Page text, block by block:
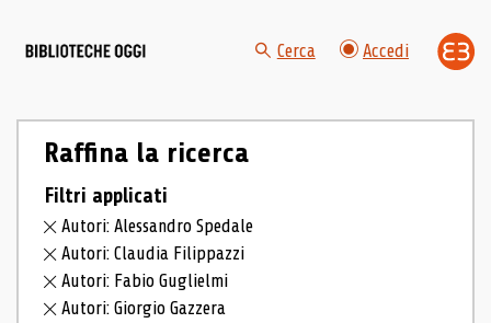
Cerca Accedi
Raffina la ricerca
Filtri applicati
Autori: Alessandro Spedale
Autori: Claudia Filippazzi
Autori: Fabio Guglielmi
Autori: Giorgio Gazzera